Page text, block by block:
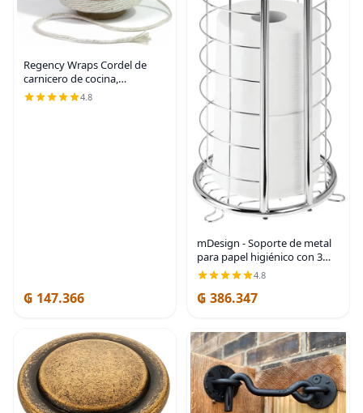
Regency Wraps Cordel de
carnicero de cocina,
resistente, 500 pies, 16 capas,
2.4mm, cordel de cocina de
4.8
₲ 147.366
mDesign - Soporte de metal
para papel higiénico con 3
rollos de papel higiénico para
cuarto de baño o sala de
polvo, Metal, Cromado,
4.8
₲ 386.347